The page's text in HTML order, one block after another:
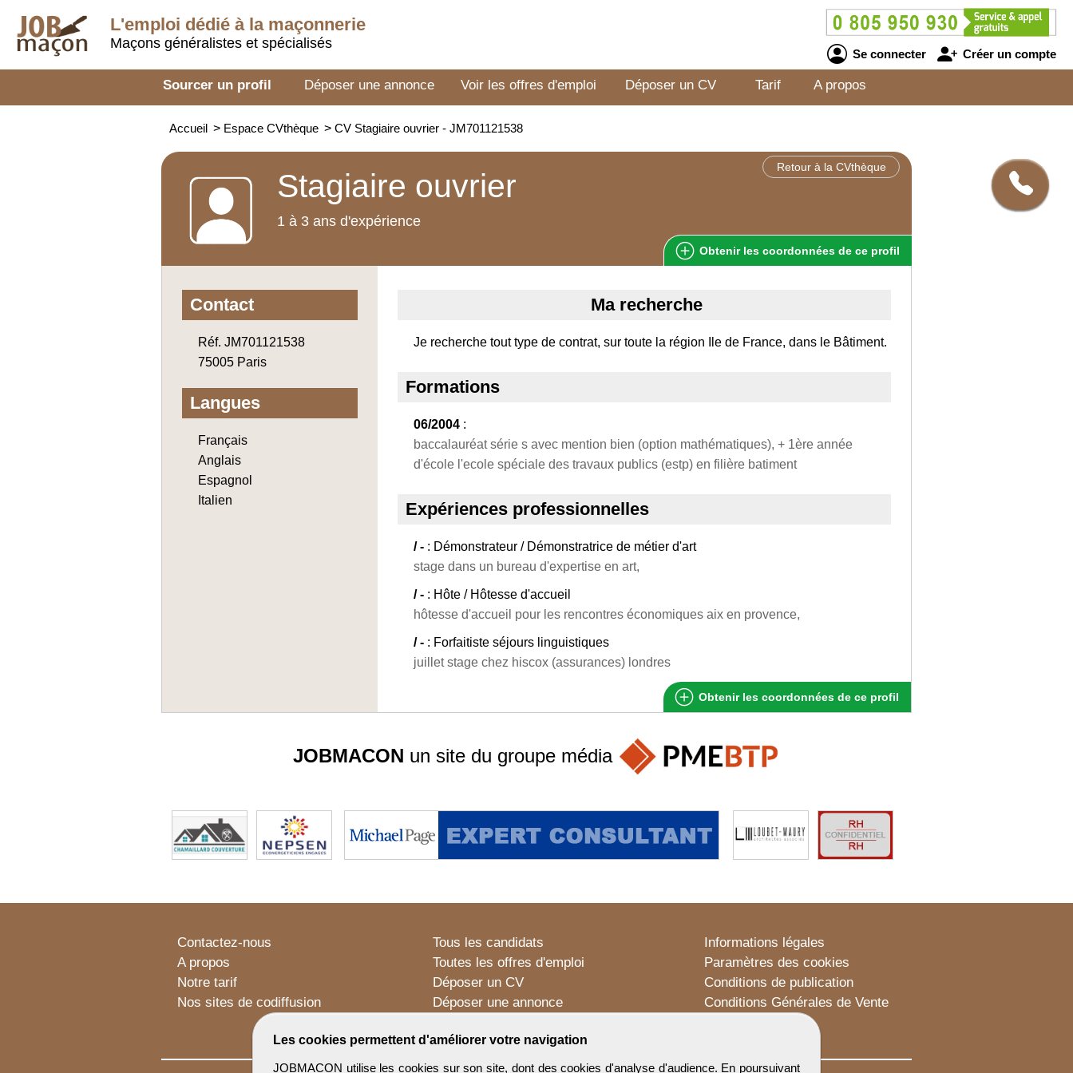
L'emploi dédié à la maçonnerie
Maçons généralistes et spécialisés
Se connecter Créer un compte
Sourcer un profil Déposer une annonce Voir les offres d'emploi Déposer un CV Tarif A propos
Accueil > Espace CVthèque > CV Stagiaire ouvrier - JM701121538
Retour à la CVthèque
Stagiaire ouvrier
1 à 3 ans d'expérience
Obtenir les coordonnées de ce profil
Contact
Réf. JM701121538
75005 Paris
Langues
Français
Anglais
Espagnol
Italien
Ma recherche
Je recherche tout type de contrat, sur toute la région Ile de France, dans le Bâtiment.
Formations
06/2004 :
baccalauréat série s avec mention bien (option mathématiques), + 1ère année
d'école l'ecole spéciale des travaux publics (estp) en filière batiment
Expériences professionnelles
/ - : Démonstrateur / Démonstratrice de métier d'art
stage dans un bureau d'expertise en art,
/ - : Hôte / Hôtesse d'accueil
hôtesse d'accueil pour les rencontres économiques aix en provence,
/ - : Forfaitiste séjours linguistiques
juillet stage chez hiscox (assurances) londres
Obtenir les coordonnées de ce profil
Les cookies permettent d'améliorer votre navigation
JOBMACON utilise les cookies sur son site, dont des cookies d'analyse d'audience. En poursuivant
JOBMACON un site du groupe média
Contactez-nous
A propos
Notre tarif
Nos sites de codiffusion
Tous les candidats
Toutes les offres d'emploi
Déposer un CV
Déposer une annonce
Informations légales
Paramètres des cookies
Conditions de publication
Conditions Générales de Vente